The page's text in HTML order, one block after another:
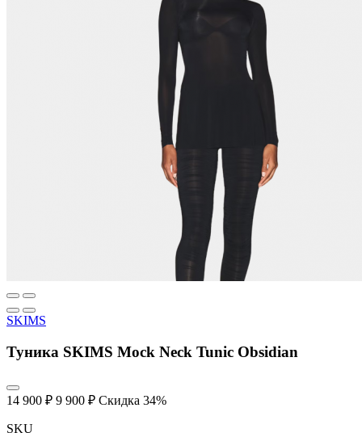
SKIMS
Туника SKIMS Mock Neck Tunic Obsidian
14 900 ₽ 9 900 ₽ Скидка 34%
SKU